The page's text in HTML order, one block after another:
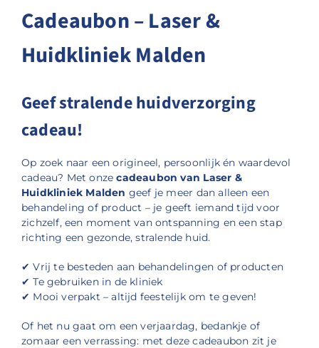
Cadeaubon – Laser &
Huidkliniek Malden
Geef stralende huidverzorging
cadeau!
Op zoek naar een origineel, persoonlijk én waardevol
cadeau? Met onzecadeaubon van Laser &
Huidkliniek Malden geef je meer dan alleen een
behandeling of product – je geeft iemand tijd voor
zichzelf, een moment van ontspanning en een stap
richting een gezonde, stralende huid.
✔ Vrij te besteden aan behandelingen of producten
✔ Te gebruiken in de kliniek
✔ Mooi verpakt – altijd feestelijk om te geven!
Of het nu gaat om een verjaardag, bedankje of
zomaar een verrassing: met deze cadeaubon zit je